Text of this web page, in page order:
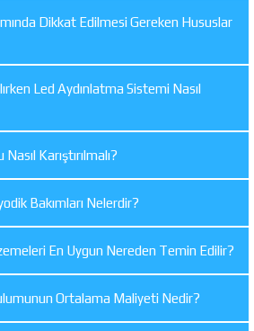
Dikkat Edilmesi Gereken Hususlar
Led Aydınlatma Sistemi Nasıl
Karıştırılmalı?
Bakımları Nelerdir?
En Uygun Nereden Temin Edilir?
Ortalama Maliyeti Nedir?